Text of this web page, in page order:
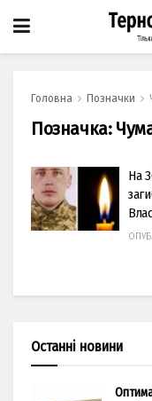
Головна Позначки
Позначка:
На
Останні новини